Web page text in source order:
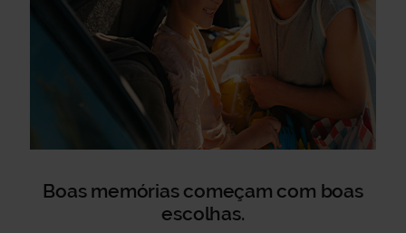
Boas memórias começam com boas
escolhas.